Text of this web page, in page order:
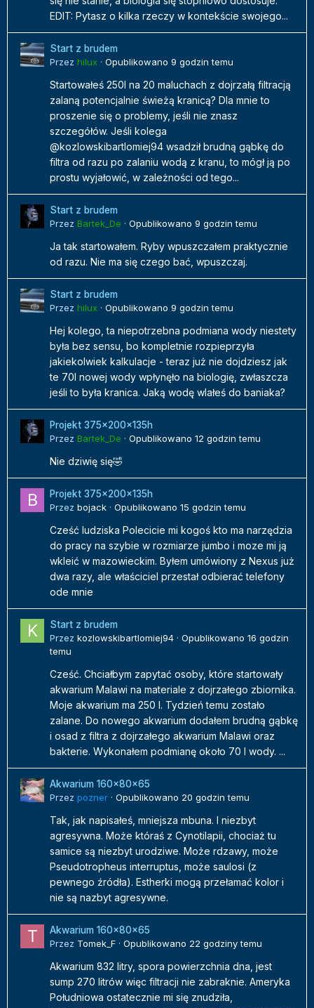
EDIT: Pytasz o kilka rzeczy w kontekście swojego...
Start z brudem
Przez hilux · Opublikowano 9 godzin temu
Startowałeś 250l na 20 maluchach z dojrzałą filtracją
zalaną potencjalnie świeżą kranicą? Dla mnie to
proszenie się o problemy, jeśli nie znasz
szczegółów. Jeśli kolega
@kozlowskibartlomiej94 wsadził brudną gąbkę do
filtra od razu po zalaniu wodą z kranu, to mógł ją po
prostu wyjałowić, w zależności od tego...
Start z brudem
Przez Bartek_De · Opublikowano 9 godzin temu
Ja tak startowałem. Ryby wpuszczałem praktycznie
od razu. Nie ma się czego bać, wpuszczaj.
Start z brudem
Przez hilux · Opublikowano 9 godzin temu
Hej kolego, ta niepotrzebna podmiana wody niestety
była bez sensu, bo kompletnie rozpieprzyła
jakiekolwiek kalkulacje - teraz już nie dojdziesz jak
te 70l nowej wody wpłynęło na biologię, zwłaszcza
jeśli to była kranica. Jaką wodę wlałeś do baniaka?
Projekt 375x200x135h
Przez Bartek_De · Opublikowano 12 godzin temu
Nie dziwię się🤣
Projekt 375x200x135h
Przez bojack · Opublikowano 15 godzin temu
Cześć ludziska Polecicie mi kogoś kto ma narzędzia
do pracy na szybie w rozmiarze jumbo i moze mi ją
wkleić w mazowieckim. Byłem umówiony z Nexus już
dwa razy, ale właściciel przestał odbierać telefony
ode mnie
Start z brudem
Przez kozlowskibartlomiej94 · Opublikowano 16 godzin
temu
Cześć. Chciałbym zapytać osoby, które startowały
akwarium Malawi na materiale z dojrzałego zbiornika.
Moje akwarium ma 250 l. Tydzień temu zostało
zalane. Do nowego akwarium dodałem brudną gąbkę
i osad z filtra z dojrzałego akwarium Malawi oraz
bakterie. Wykonałem podmianę około 70 l wody. ...
Akwarium 160x80x65
Przez pozner · Opublikowano 20 godzin temu
Tak, jak napisałeś, mniejsza mbuna. I niezbyt
agresywna. Może któraś z Cynotilapii, chociaż tu
samice są niezbyt urodziwe. Może rdzawy, może
Pseudotropheus interruptus, może saulosi (z
pewnego źródła). Estherki mogą przełamać kolor i
nie są nazbyt agresywne.
Akwarium 160x80x65
Przez Tomek_F · Opublikowano 22 godziny temu
Akwarium 832 litry, spora powierzchnia dna, jest
sump 270 litrów więc filtracji nie zabraknie. Ameryka
Południowa ostatecznie mi się znudziła,